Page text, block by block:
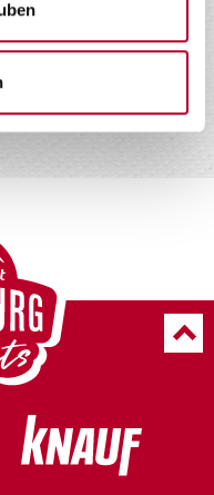
zum Zwecke der
*